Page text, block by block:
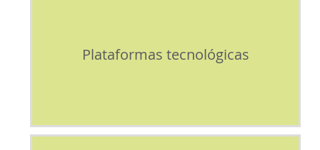
Plataformas tecnológicas